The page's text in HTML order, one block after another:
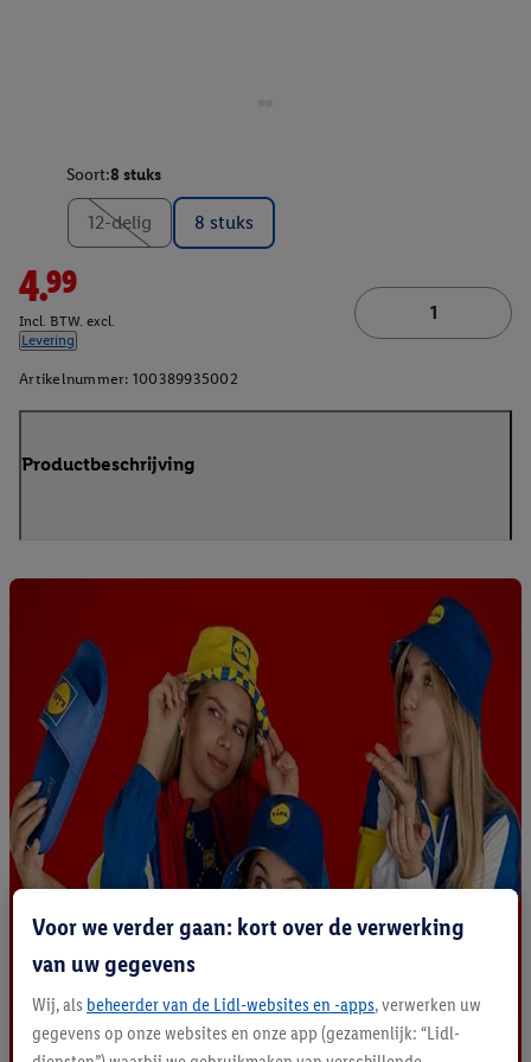
Soort:8 stuks
12-delig 8 stuks
4.99
Incl. BTW. excl.
Levering
Artikelnummer: 100389935002
Productbeschrijving
Voor we verder gaan: kort over de verwerking
van uw gegevens
Wij, als beheerder van de Lidl-websites en -apps, verwerken uw
gegevens op onze websites en onze app (gezamenlijk: “Lidl-